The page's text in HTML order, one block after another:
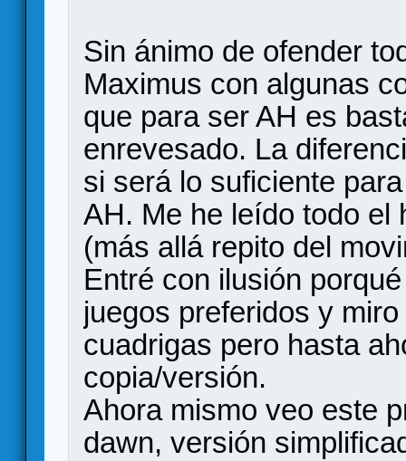
Sin ánimo de ofender
Maximus con algunas
que para ser AH es
enrevesado. La
si será lo suficiente
AH. Me he leído todo el
(más allá repito del
Entré con ilusión
juegos preferidos y
cuadrigas pero hasta
copia/versión.
Ahora mismo veo este
dawn, versión